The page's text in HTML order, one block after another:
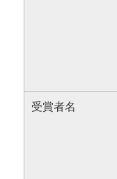
受賞者名